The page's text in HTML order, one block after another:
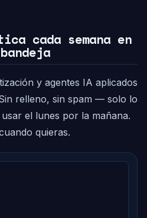
cada semana en
y agentes IA aplicados
relleno, sin spam — solo lo
el lunes por la mañana.
quieras.